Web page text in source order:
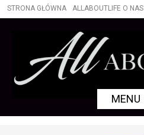
STRONA GŁÓWNA ALLABOUTLIFE O NAS
MENU